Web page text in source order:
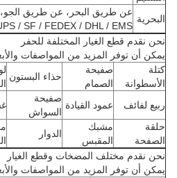
البحرية
UPS / SF / FEDEX / DHL / EMS
نحن نقدم قطع الغيار المختلفة للحفر
يمكن أن توفر المزيد من المواصفات
كتلة
الأسطوانة
صفيحة
الصمام
حذاء البستون
ربيع لفائف عمود القيادة
صفيحة
السواش
حلقة
الصفحة
مشبك
المقبس
الدوار
نحن نقدم مختلف المضخات وقطع الغيار
يمكن أن توفر المزيد من المواصفات